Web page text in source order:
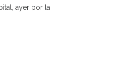
ayer por la